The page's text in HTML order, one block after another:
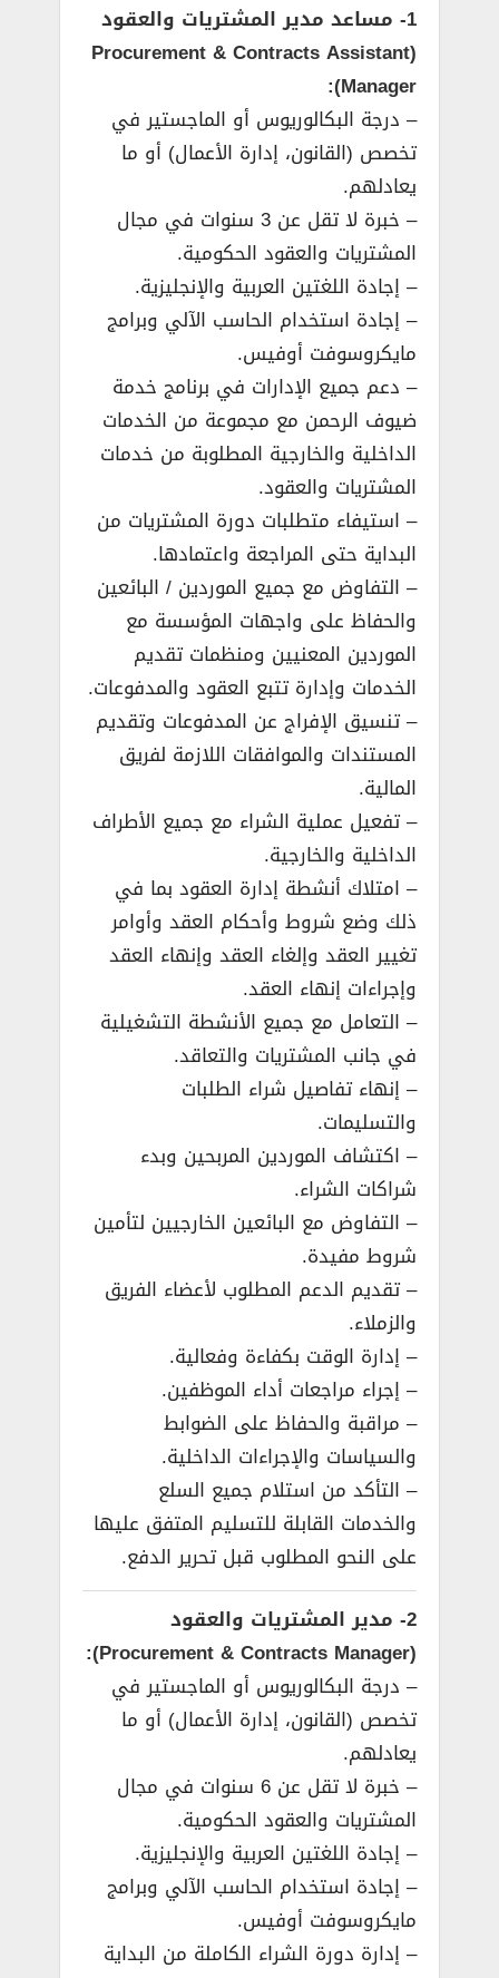
1- مساعد مدير المشتريات والعقود
(Procurement & Contracts Assistant
Manager):
– درجة البكالوريوس أو الماجستير في
تخصص (القانون، إدارة الأعمال) أو ما
يعادلهم.
– خبرة لا تقل عن 3 سنوات في مجال
المشتريات والعقود الحكومية.
– إجادة اللغتين العربية والإنجليزية.
– إجادة استخدام الحاسب الآلي وبرامج
مايكروسوفت أوفيس.
– دعم جميع الإدارات في برنامج خدمة
ضيوف الرحمن مع مجموعة من الخدمات
الداخلية والخارجية المطلوبة من خدمات
المشتريات والعقود.
– استيفاء متطلبات دورة المشتريات من
البداية حتى المراجعة واعتمادها.
– التفاوض مع جميع الموردين / البائعين
والحفاظ على واجهات المؤسسة مع
الموردين المعنيين ومنظمات تقديم
الخدمات وإدارة تتبع العقود والمدفوعات.
– تنسيق الإفراج عن المدفوعات وتقديم
المستندات والموافقات اللازمة لفريق
المالية.
– تفعيل عملية الشراء مع جميع الأطراف
الداخلية والخارجية.
– امتلاك أنشطة إدارة العقود بما في
ذلك وضع شروط وأحكام العقد وأوامر
تغيير العقد وإلغاء العقد وإنهاء العقد
وإجراءات إنهاء العقد.
– التعامل مع جميع الأنشطة التشغيلية
في جانب المشتريات والتعاقد.
– إنهاء تفاصيل شراء الطلبات
والتسليمات.
– اكتشاف الموردين المربحين وبدء
شراكات الشراء.
– التفاوض مع البائعين الخارجيين لتأمين
شروط مفيدة.
– تقديم الدعم المطلوب لأعضاء الفريق
والزملاء.
– إدارة الوقت بكفاءة وفعالية.
– إجراء مراجعات أداء الموظفين.
– مراقبة والحفاظ على الضوابط
والسياسات والإجراءات الداخلية.
– التأكد من استلام جميع السلع
والخدمات القابلة للتسليم المتفق عليها
على النحو المطلوب قبل تحرير الدفع.
2- مدير المشتريات والعقود
(Procurement & Contracts Manager):
– درجة البكالوريوس أو الماجستير في
تخصص (القانون، إدارة الأعمال) أو ما
يعادلهم.
– خبرة لا تقل عن 6 سنوات في مجال
المشتريات والعقود الحكومية.
– إجادة اللغتين العربية والإنجليزية.
– إجادة استخدام الحاسب الآلي وبرامج
مايكروسوفت أوفيس.
– إدارة دورة الشراء الكاملة من البداية